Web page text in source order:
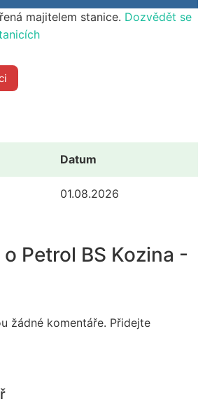
majitelem stanice. Dozvědět se
Datum
01.08.2026
Petrol BS Kozina -
žádné komentáře. Přidejte